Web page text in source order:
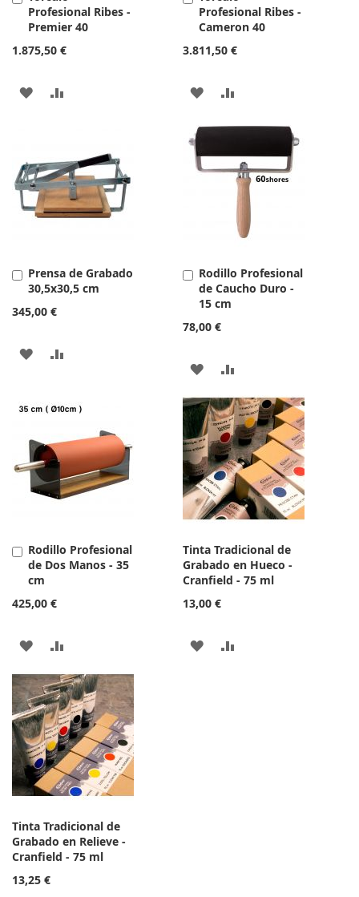
Profesional Ribes -
Premier 40
1.875,50 €
al
carrito
AÑADIR
LISTA
DE
Profesional Ribes -
Cameron 40
3.811,50 €
al
carrito
AÑADIR
LISTA
DESEOS
COMPARAR
Prensa de Grabado
30,5x30,5 cm
345,00 €
Añadir
al
carrito
AÑADIR
LA
LISTA
DE
DESEOS
COMPARAR
Rodillo Profesional
de Caucho Duro -
15 cm
78,00 €
Añadir
al
carrito
AÑADIR
A
LA
LISTA
DE
DESEOS
PARA
COMPARAR
Rodillo Profesional
de Dos Manos - 35
cm
425,00 €
Añadir
al
carrito
AÑADIR
A
LA
LISTA
DE
DESEOS
PARA
COMPARAR
Tinta Tradicional de
Grabado en Hueco -
Cranfield - 75 ml
13,00 €
AÑADIR
Tinta Tradicional de
Grabado en Relieve -
Cranfield - 75 ml
13,25 €